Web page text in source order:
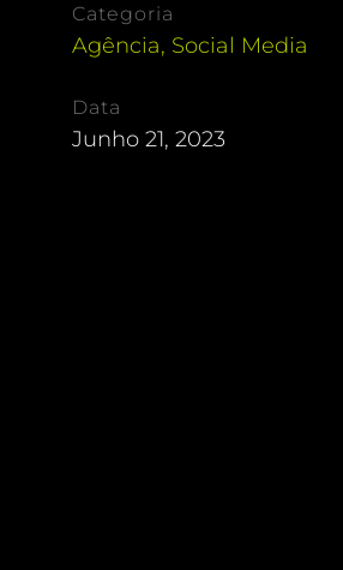
Categoria
Agência, Social Media
Data
Junho 21, 2023